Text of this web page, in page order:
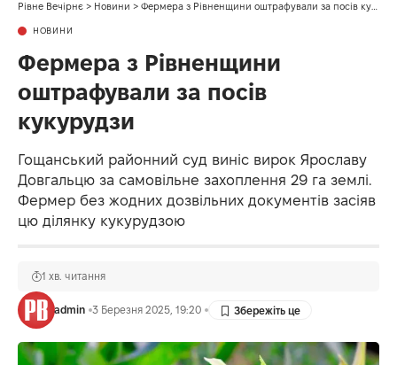
Рівне Вечірнє > Новини > Фермера з Рівненщини оштрафували за посів кукурудзи
НОВИНИ
Фермера з Рівненщини
оштрафували за посів
кукурудзи
Гощанський районний суд виніс вирок Ярославу
Довгальцю за самовільне захоплення 29 га землі.
Фермер без жодних дозвільних документів засіяв
цю ділянку кукурудзою
admin 3 Березня 2025, 19:20
1 хв. читання